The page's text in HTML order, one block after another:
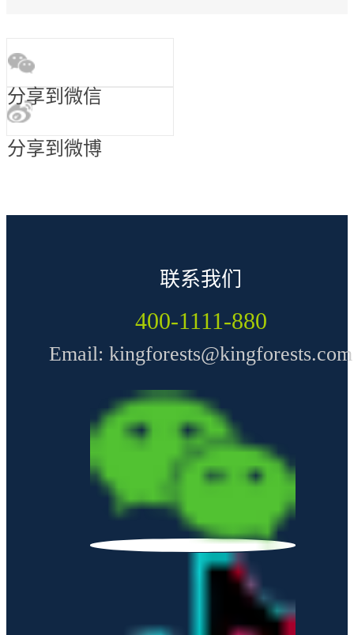
分享到微信
分享到微博
联系我们
400-1111-880
Email: kingforests@kingforests.com